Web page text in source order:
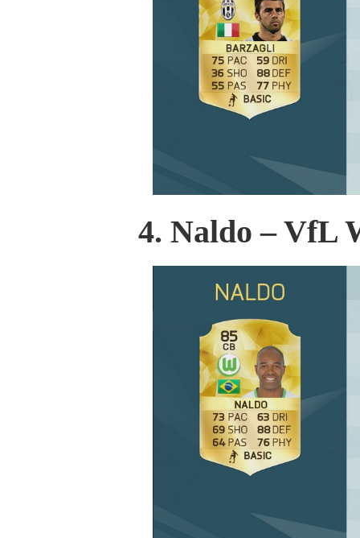
4. Naldo – VfL